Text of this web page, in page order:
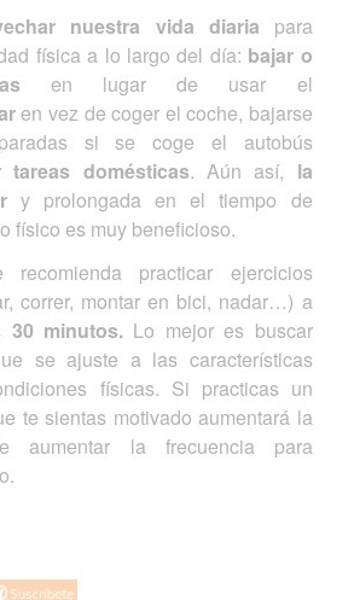
nuestra vida diaria para
física a lo largo del día: bajar o
en lugar de usar el
en vez de coger el coche, bajarse
si se coge el autobús
tareas domésticas. Aún así, la
y prolongada en el tiempo de
físico es muy beneficioso.
practicar ejercicios
correr, montar en bici, nadar…) a
30 minutos. Lo mejor es buscar
se ajuste a las características
físicas. Si practicas un
te sientas motivado aumentará la
aumentar la frecuencia para